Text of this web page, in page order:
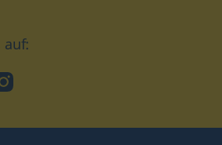
auf:
Instagram